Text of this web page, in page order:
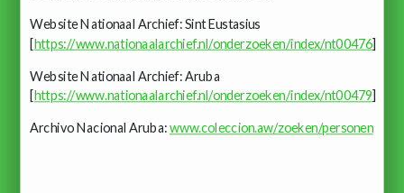
Website Nationaal Archief: Sint Eustasius
[https://www.nationaalarchief.nl/onderzoeken/index/nt00476]
Website Nationaal Archief: Aruba
[https://www.nationaalarchief.nl/onderzoeken/index/nt00479]
Archivo Nacional Aruba:www.coleccion.aw/zoeken/personen